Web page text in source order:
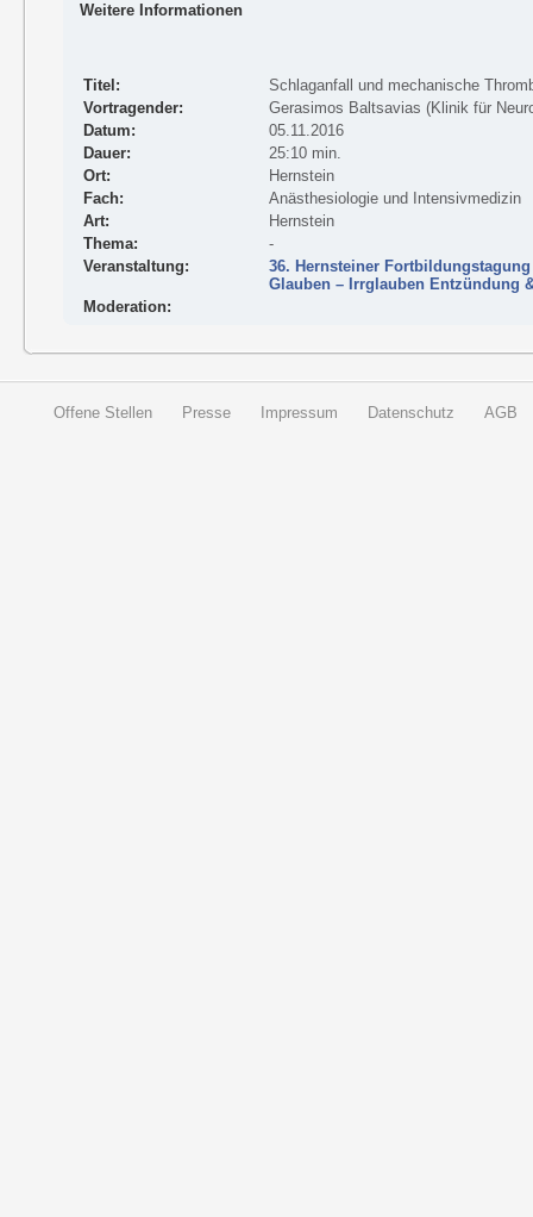
Weitere Informationen
Titel:
Schlaganfall und mechanische
Vortragender:
Gerasimos Baltsavias (Klinik für
Datum:
05.11.2016
Dauer:
25:10 min.
Ort:
Hernstein
Fach:
Anästhesiologie und Intensivmedizin
Art:
Hernstein
Thema:
-
Veranstaltung:
36. Hernsteiner
Glauben – Irrglauben Entzündung
Moderation:
Offene Stellen Presse Impressum Datenschutz AGB